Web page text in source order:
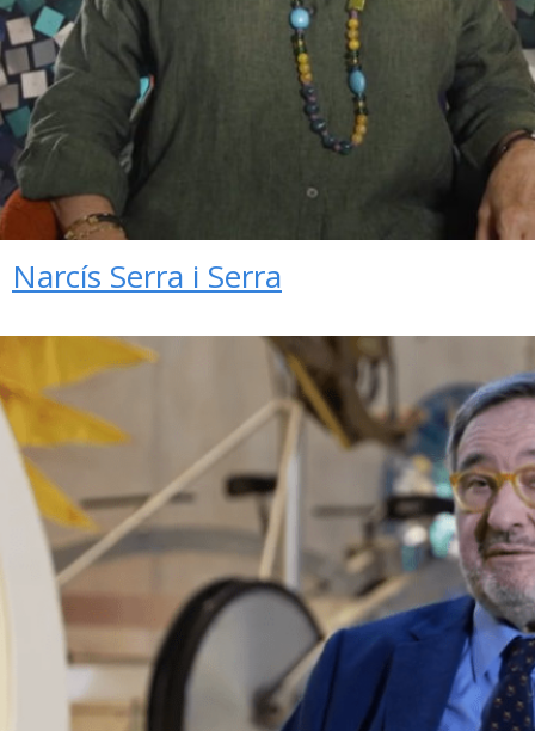
Narcís Serra i Serra